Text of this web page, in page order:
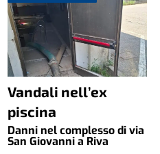
Vandali nell’ex
piscina
Danni nel complesso di via
San Giovanni a Riva